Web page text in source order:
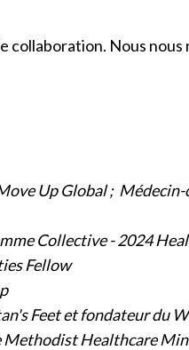
Nous
Up Global ;
Collective - 2024
Fellow
Feet et fondateur du
Methodist Healthcare